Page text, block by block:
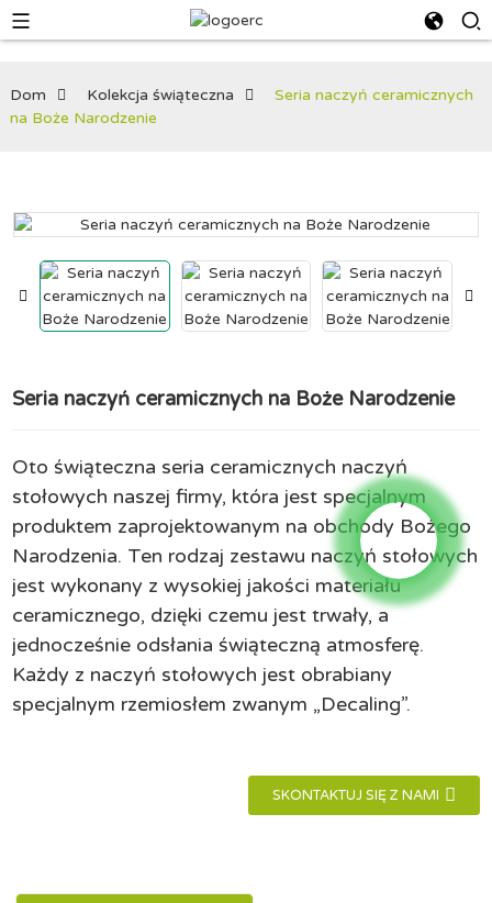
Dom Kolekcja świąteczna
Seria naczyń ceramicznych
na Boże Narodzenie
Seria naczyń ceramicznych na Boże Narodzenie
Oto świąteczna seria ceramicznych naczyń
stołowych naszej firmy, która jest specjalnym
produktem zaprojektowanym na obchody Bożego
Narodzenia. Ten rodzaj zestawu naczyń stołowych
jest wykonany z wysokiej jakości materiału
ceramicznego, dzięki czemu jest trwały, a
jednocześnie odsłania świąteczną atmosferę.
Każdy z naczyń stołowych jest obrabiany
specjalnym rzemiosłem zwanym „Decaling”.
SKONTAKTUJ SIĘ Z NAMI